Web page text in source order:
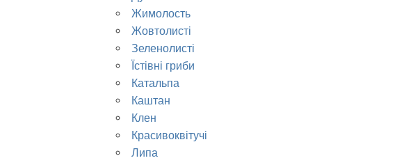
Жимолость
Жовтолисті
Зеленолисті
Їстівні гриби
Катальпа
Каштан
Клен
Красивоквітучі
Липа